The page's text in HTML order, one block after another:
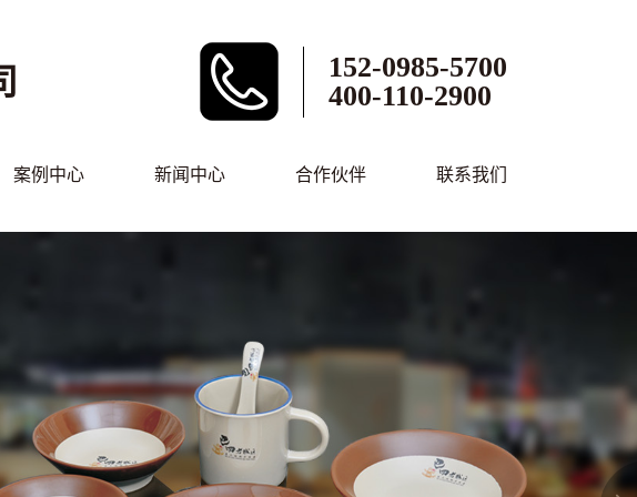
152-0985-5700
400-110-2900
案例中心 新闻中心 合作伙伴 联系我们